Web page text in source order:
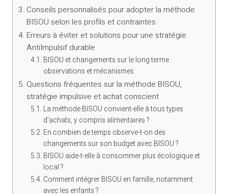
Conseils personnalisés pour adopter la méthode
BISOU selon les profils et contraintes
Erreurs à éviter et solutions pour une stratégie
AntiImpulsif durable
BISOU et changements sur le long terme :
observations et mécanismes
Questions fréquentes sur la méthode BISOU,
stratégie impulsive et achat conscient
La méthode BISOU convient-elle à tous types
d’achats, y compris alimentaires ?
En combien de temps observe-t-on des
changements sur son budget avec BISOU ?
BISOU aide-t-elle à consommer plus écologique et
local ?
Comment intégrer BISOU en famille, notamment
avec les enfants ?